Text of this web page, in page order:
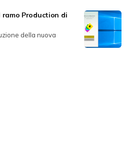
ramo Production di
della nuova